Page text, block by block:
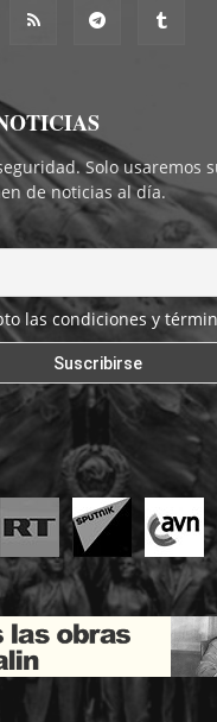
Solo usaremos
de noticias al día.
las condiciones y